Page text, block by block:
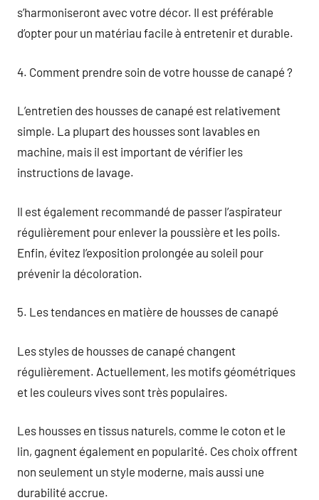
s’harmoniseront avec votre décor. Il est préférable
d’opter pour un matériau facile à entretenir et durable.
4. Comment prendre soin de votre housse de canapé ?
L’entretien des housses de canapé est relativement
simple. La plupart des housses sont lavables en
machine, mais il est important de vérifier les
instructions de lavage.
Il est également recommandé de passer l’aspirateur
régulièrement pour enlever la poussière et les poils.
Enfin, évitez l’exposition prolongée au soleil pour
prévenir la décoloration.
5. Les tendances en matière de housses de canapé
Les styles de housses de canapé changent
régulièrement. Actuellement, les motifs géométriques
et les couleurs vives sont très populaires.
Les housses en tissus naturels, comme le coton et le
lin, gagnent également en popularité. Ces choix offrent
non seulement un style moderne, mais aussi une
durabilité accrue.